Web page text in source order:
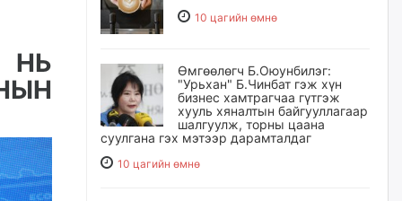
10 цагийн өмнө
Өмгөөлөгч Б.Оюунбилэг:
"Урьхан" Б.Чинбат гэж хүн
бизнес хамтрагчаа гүтгэж
хууль хяналтын байгууллагаар
шалгуулж, торны цаана
суулгана гэх мэтээр дарамталдаг
10 цагийн өмнө